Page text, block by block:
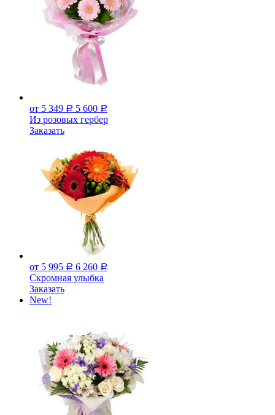
от 5 349 Р 5 600 Р
Из розовых гербер
Заказать
от 5 995 Р 6 260 Р
Скромная улыбка
Заказать
New!